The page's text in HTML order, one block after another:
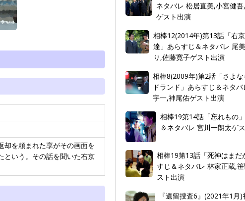
却を頼まれた享がその画面を
という。その話を聞いた右京
ネタバレ 松居直美,小宮健
ゲスト出演
相棒12(2014年)第13話「右
達」あらすじ＆ネタバレ 尾
り,佐藤寛子ゲスト出演
相棒8(2009年)第2話「さよ
ドランド」あらすじ＆ネタ
宇一,神尾佑ゲスト出演
相棒19第14話「忘れもの
＆ネタバレ 宮川一朗太ゲ
相棒19第13話「死神はまだ
すじ＆ネタバレ 林家正蔵,
スト出演
『遺留捜査6』(2021年1月